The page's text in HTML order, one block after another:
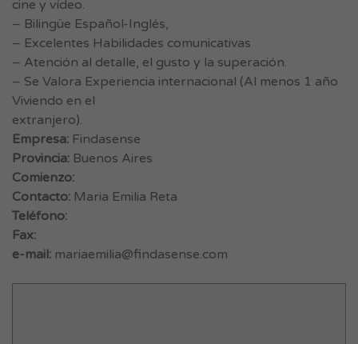
cine y vídeo.
– Bilingüe Español-Inglés,
– Excelentes Habilidades comunicativas
– Atención al detalle, el gusto y la superación.
– Se Valora Experiencia internacional (Al menos 1 año
Viviendo en el
extranjero).
Empresa: Findasense
Provincia: Buenos Aires
Comienzo:
Contacto: Maria Emilia Reta
Teléfono:
Fax:
e-mail: mariaemilia@findasense.com